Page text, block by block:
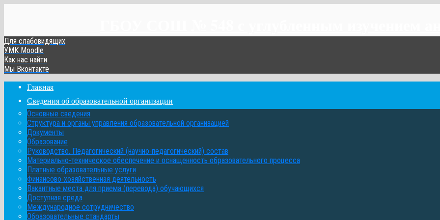
Для слабовидящих
УМК Moodle
Как нас найти
Мы Вконтакте
Главная
Сведения об образовательной организации
Основные сведения
Структура и органы управления образовательной организацией
Документы
Образование
Руководство. Педагогический (научно-педагогический) состав
Материально-техническое обеспечение и оснащенность образовательного процесса
Платные образовательные услуги
Финансово-хозяйственная деятельность
Вакантные места для приема (перевода) обучающихся
Доступная среда
Международное сотрудничество
Образовательные стандарты